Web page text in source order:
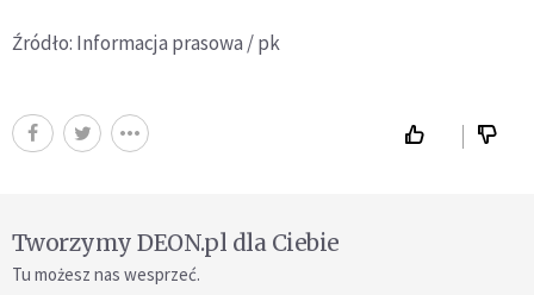
Źródło: Informacja prasowa / pk
Tworzymy DEON.pl dla Ciebie
Tu możesz nas wesprzeć.